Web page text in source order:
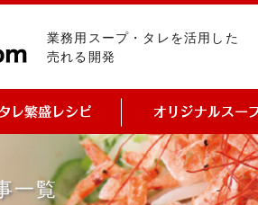
業務用スープ・タレを活用した
売れる開発
一覧